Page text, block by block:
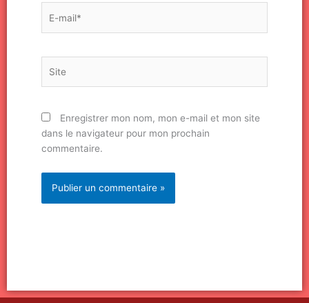
mail*
Enregistrer mon nom, mon e-mail et mon site
dans le navigateur pour mon prochain
commentaire.